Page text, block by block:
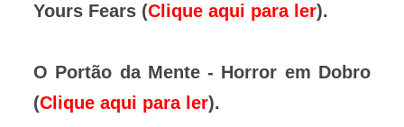
Yours Fears (Clique aqui para ler).
O Portão da Mente - Horror em Dobro
(Clique aqui para ler).